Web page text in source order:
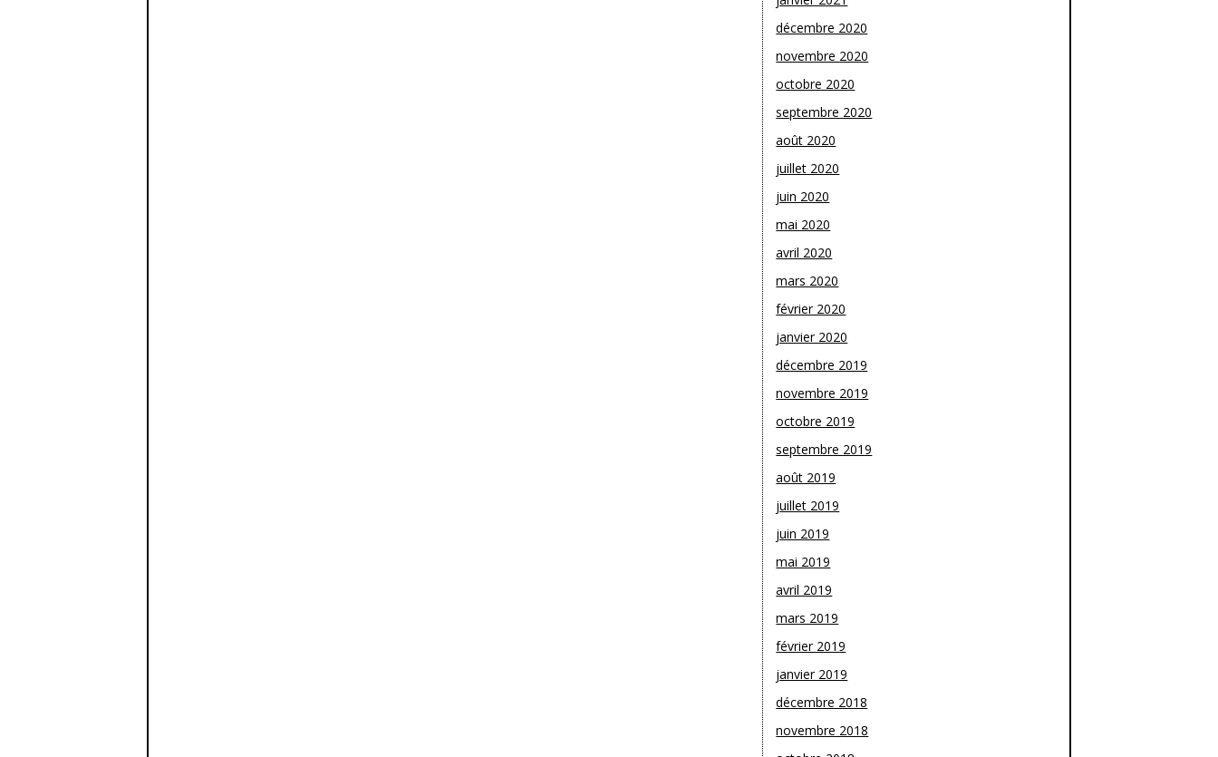
décembre 2020
novembre 2020
octobre 2020
septembre 2020
août 2020
juillet 2020
juin 2020
mai 2020
avril 2020
mars 2020
février 2020
janvier 2020
décembre 2019
novembre 2019
octobre 2019
septembre 2019
août 2019
juillet 2019
juin 2019
mai 2019
avril 2019
mars 2019
février 2019
janvier 2019
décembre 2018
novembre 2018